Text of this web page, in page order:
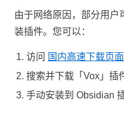
由于网络原因，部分用户
装插件。您可以：
访问 国内高速下载页面
搜索并下载「Vox」插
手动安装到 Obsidian